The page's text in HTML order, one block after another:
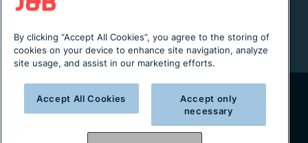
Lager i Sverige
Från projektering till installation
Copyright © 2025 J&B Maskinteknik AB
Organisationsnummer: 556490-2996
By clicking “Accept All Cookies”, you agree to the storing of
cookies on your device to enhance site navigation, analyze
site usage, and assist in our marketing efforts.
Accept All Cookies
Accept only
necessary